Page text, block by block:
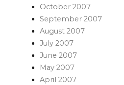
October 2007
September 2007
August 2007
July 2007
June 2007
May 2007
April 2007